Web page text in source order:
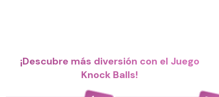
¡Descubre más diversión con el Juego
Knock Balls!